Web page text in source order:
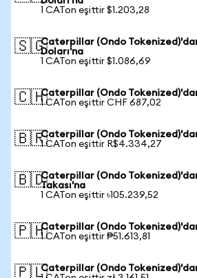
1 CATon eşittir $1.203,28
🇸🇬Caterpillar (Ondo
Doları'na
1 CATon eşittir $1.086,69
🇨🇭Caterpillar (Ondo
1 CATon eşittir CHF 687,02
🇧🇷Caterpillar (Ondo
1 CATon eşittir R$4.334,27
🇧🇩Caterpillar (Ondo
Takası'na
1 CATon eşittir ৳105.239,52
🇵🇭Caterpillar (Ondo
1 CATon eşittir ₱51.613,81
🇵🇱Caterpillar (Ondo